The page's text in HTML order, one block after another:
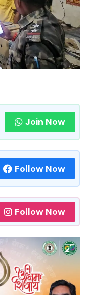
Join Now
Follow Now
Follow Now